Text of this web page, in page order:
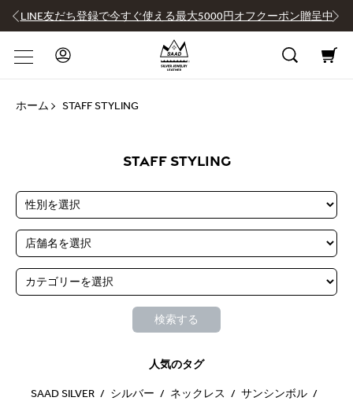
LINE友だち登録で今すぐ使える最大5000円オフクーポン贈呈中
ホーム STAFF STYLING
STAFF STYLING
人気のタグ
SAAD SILVER シルバー ネックレス
サンシンボル